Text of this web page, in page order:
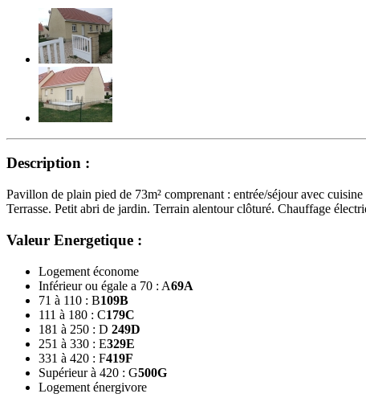
Description :
Pavillon de plain pied de 73m² comprenant : entrée/séjour avec
Terrasse. Petit abri de jardin. Terrain alentour clôturé. Chauffage
Valeur Energetique :
Logement économe
Inférieur ou égale a 70 : A69A
71 à 110 : B109B
111 à 180 : C179C
181 à 250 : D 249D
251 à 330 : E329E
331 à 420 : F419F
Supérieur à 420 : G500G
Logement énergivore